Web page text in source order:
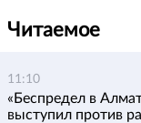
Читаемое
11:10
«Беспредел в
выступил против